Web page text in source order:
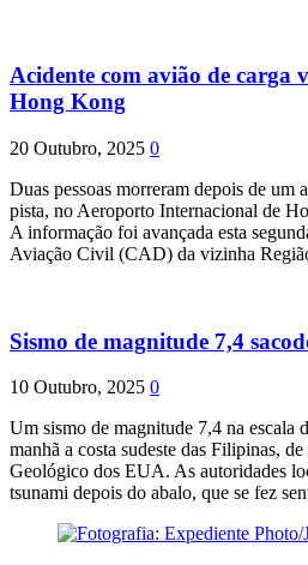
Acidente com avião de carga
Hong Kong
20 Outubro, 2025 0
Duas pessoas morreram depois de um
pista, no Aeroporto Internacional de
A informação foi avançada esta
Aviação Civil (CAD) da vizinha
Sismo de magnitude 7,4
10 Outubro, 2025 0
Um sismo de magnitude 7,4 na escala
manhã a costa sudeste das Filipinas,
Geológico dos EUA. As autoridades
tsunami depois do abalo, que se fez